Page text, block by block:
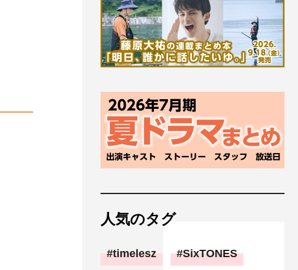
人気のタグ
timelesz SixTONES